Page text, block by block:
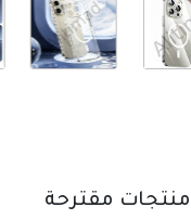
منتجات مقترحة